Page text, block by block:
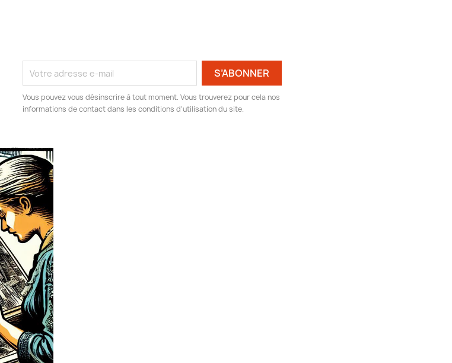
Vous pouvez vous désinscrire à tout moment. Vous trouverez pour cela nos
informations de contact dans les conditions d'utilisation du site.